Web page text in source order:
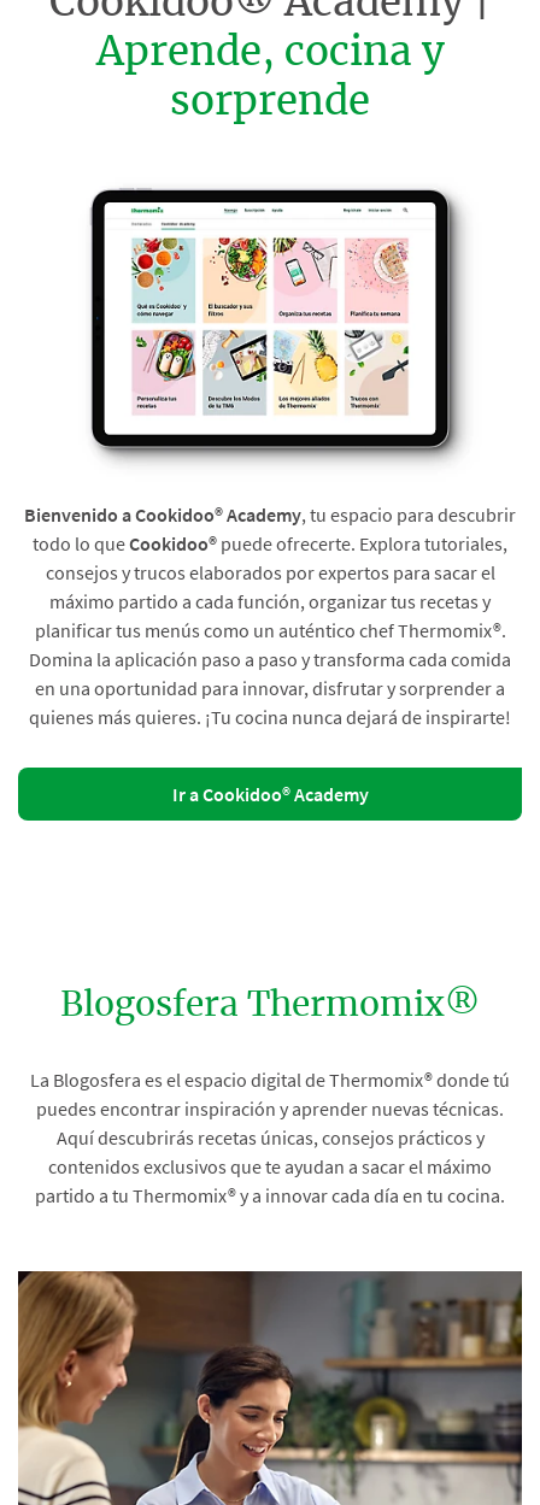
Aprende, cocina y
sorprende
Bienvenido a Cookidoo® Academy, tu espacio para descubrir
todo lo queCookidoo® puede ofrecerte. Explora tutoriales,
consejos y trucos elaborados por expertos para sacar el
máximo partido a cada función, organizar tus recetas y
planificar tus menús como un auténtico chef Thermomix®.
Domina la aplicación paso a paso y transforma cada comida
en una oportunidad para innovar, disfrutar y sorprender a
quienes más quieres. ¡Tu cocina nunca dejará de inspirarte!
Ir a Cookidoo® Academy
Blogosfera Thermomix®
La Blogosfera es el espacio digital de Thermomix® donde tú
puedes encontrar inspiración y aprender nuevas técnicas.
Aquí descubrirás recetas únicas, consejos prácticos y
contenidos exclusivos que te ayudan a sacar el máximo
partido a tu Thermomix® y a innovar cada día en tu cocina.